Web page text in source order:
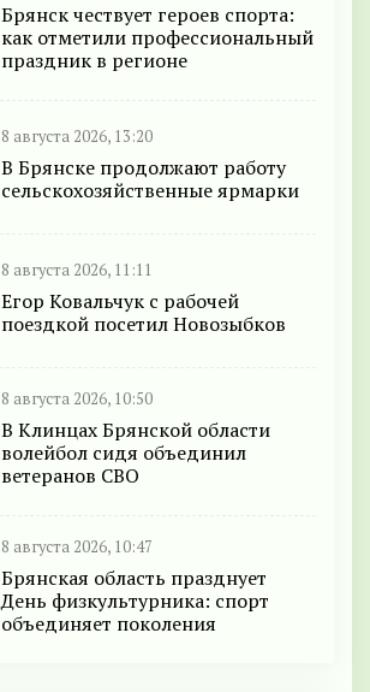
Брянск чествует героев спорта:
как отметили профессиональный
праздник в регионе
8 августа 2026, 13:20
В Брянске продолжают работу
сельскохозяйственные ярмарки
8 августа 2026, 11:11
Егор Ковальчук с рабочей
поездкой посетил Новозыбков
8 августа 2026, 10:50
В Клинцах Брянской области
волейбол сидя объединил
ветеранов СВО
8 августа 2026, 10:47
Брянская область празднует
День физкультурника: спорт
объединяет поколения